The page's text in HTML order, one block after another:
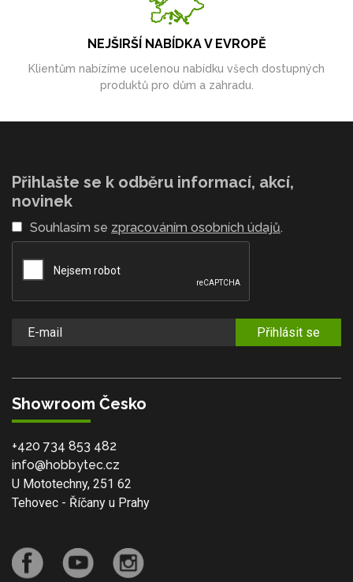
NEJŠIRŠÍ NABÍDKA V EVROPĚ
Klientům nabízíme ucelenou nabídku všech dostupných
produktů pro dům a zahradu.
Přihlašte se k odběru informací, akcí,
novinek
Souhlasím se zpracováním osobních údajů.
Přihlásit se
Showroom Česko
+420 734 853 482
info@hobbytec.cz
U Mototechny, 251 62
Tehovec - Říčany u Prahy